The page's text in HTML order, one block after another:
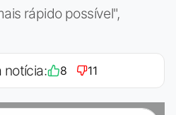
rápido possível",
notícia: 8 11